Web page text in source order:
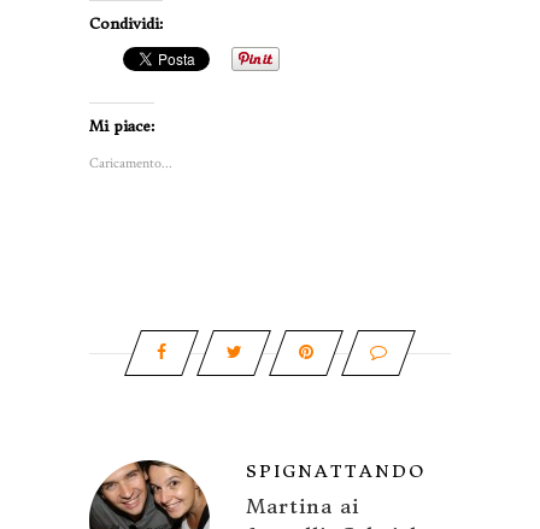
Condividi:
Mi piace:
Caricamento...
SPIGNATTANDO
Martina ai